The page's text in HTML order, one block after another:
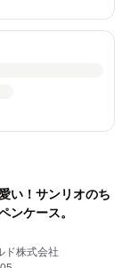
い！サンリオのち
ンケース。
ド株式会社